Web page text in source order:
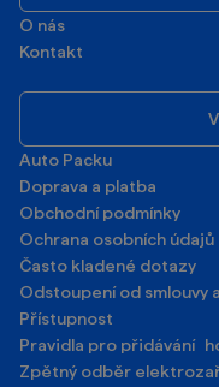
O nás
Kontakt
Auto Packu
Doprava a platba
Obchodní podmínky
Ochrana osobních údajů
Často kladené dotazy
Odstoupení od smlouvy
Přístupnost
Pravidla pro přidávání
Zpětný odběr